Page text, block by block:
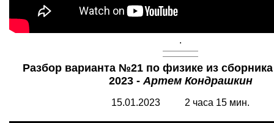
.
Разбор варианта №21 по физике из
2023 -Артем Кондрашкин
15.01.2023 2 часа 15 мин.